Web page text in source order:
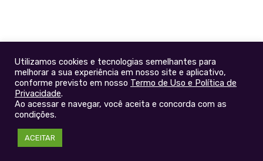
FALE POR WHATSAPP
Utilizamos cookies e tecnologias semelhantes para
melhorar a sua experiência em nosso site e aplicativo,
conforme previsto em nosso Termo de Uso e Política de
Privacidade.
Ao acessar e navegar, você aceita e concorda com as
condições.
ACEITAR